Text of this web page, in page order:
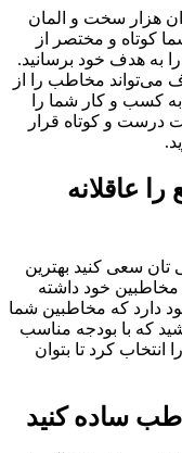
هزار سخت و المان
کوتاه و مختصر از
به هدف خود برسانید.
می‌تواند مخاطب را از
کسب و کار شما را
درست و کوتاه قرار
عاقلانه
‌تان سعی کنید بهترین
مخاطبین خود داشته
دارد که مخاطبین شما
که با بودجه مناسب
انتخاب کرد تا بتوان